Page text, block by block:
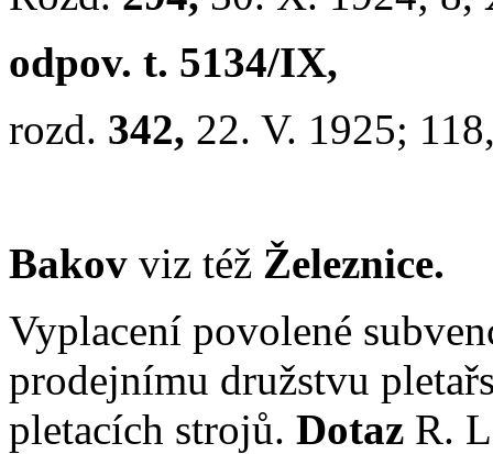
odpov. t. 5134/IX,
rozd. 342, 22. V. 1925;
Bakov viz též Železnice.
Vyplacení povolené
prodejnímu družstvu
pletacích strojů. Dotaz R.